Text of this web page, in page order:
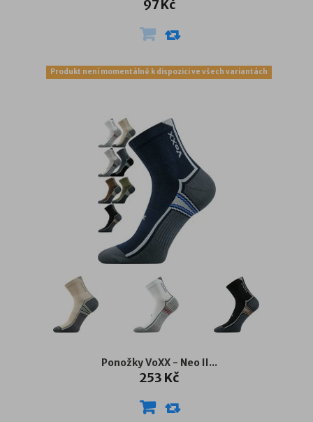
97 Kč
Produkt není momentálně k dispozici ve všech variantách
Ponožky VoXX - Neo II...
253 Kč